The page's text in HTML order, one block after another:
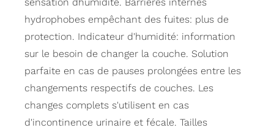
sensation dhumidité. Barrières internes
hydrophobes empêchant des fuites: plus de
protection. Indicateur d'humidité: information
sur le besoin de changer la couche. Solution
parfaite en cas de pauses prolongées entre les
changements respectifs de couches. Les
changes complets s'utilisent en cas
d'incontinence urinaire et fécale. Tailles